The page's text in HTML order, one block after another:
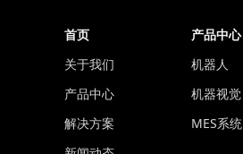
首页
关于我们
产品中心
解决方案
产品中心
机器人
机器视觉
MES系统